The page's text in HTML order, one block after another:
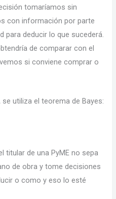
tomaríamos sin
con información por parte
para deducir lo que sucederá.
de comparar con el
si conviene comprar o
utiliza el teorema de Bayes:
titular de una PyME no sepa
de obra y tome decisiones
o como y eso lo esté